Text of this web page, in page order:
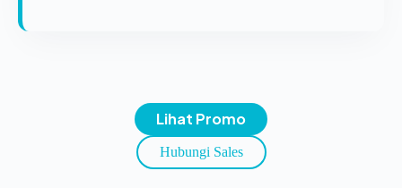
Lihat Promo
Hubungi Sales